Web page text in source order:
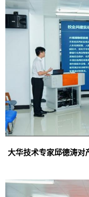
大华技术专家邱德涛对